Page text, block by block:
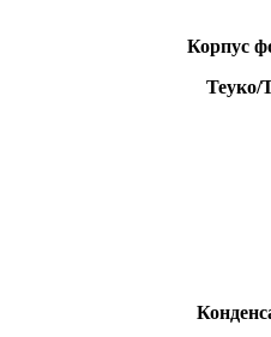
Корпус
Теуко/